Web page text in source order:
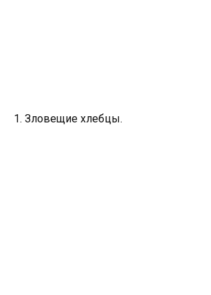
1. Зловещие хлебцы.